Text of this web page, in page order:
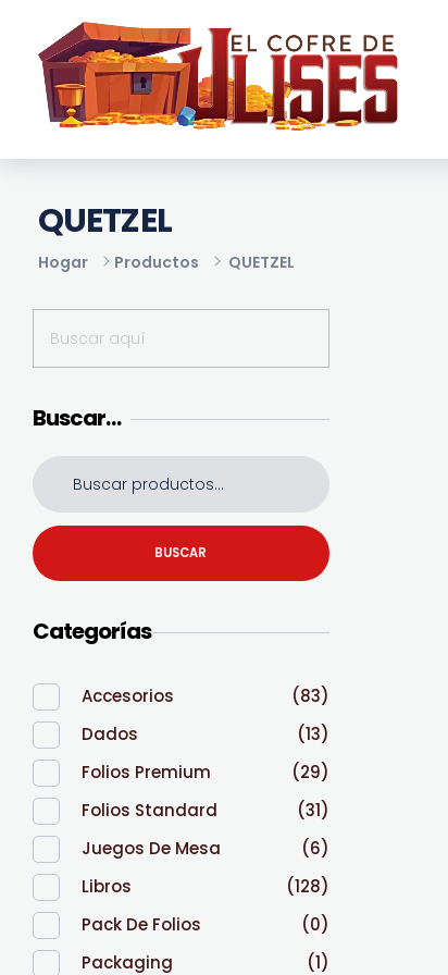
Hogar Productos QUETZEL
QUETZEL
Buscar…
BUSCAR
Categorías
Accesorios
(83)
Dados
(13)
Folios Premium
(29)
Folios Standard
(31)
Juegos De Mesa
(6)
Libros
(128)
Pack De Folios
(0)
Packaging
(1)